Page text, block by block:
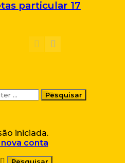
particular 17
iniciada.
conta